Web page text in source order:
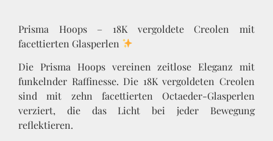
Prisma Hoops – 18K vergoldete Creolen mit
facettierten Glasperlen
Die Prisma Hoops vereinen zeitlose Eleganz mit
funkelnder Raffinesse. Die 18K vergoldeten Creolen
sind mit zehn facettierten Octaeder-Glasperlen
verziert, die das Licht bei jeder Bewegung
reflektieren.